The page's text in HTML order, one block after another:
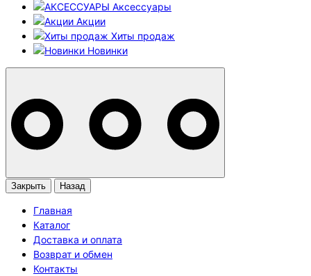
Аксессуары
Акции
Хиты продаж
Новинки
Закрыть Назад
Главная
Каталог
Доставка и оплата
Возврат и обмен
Контакты